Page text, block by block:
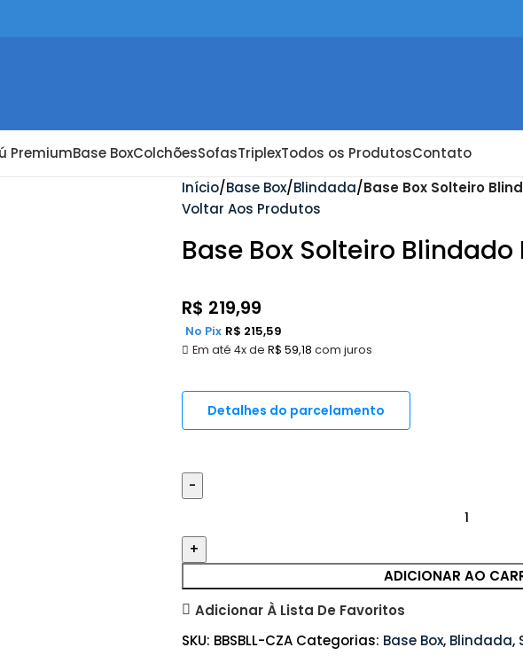
PremiumBase BoxColchõesSofasTriplexTodos os ProdutosContato
Início Base Box Blindada Base Box Solteiro
Voltar Aos Produtos
Base Box Solteiro Blindado
R$ 219,99
Em até 4x de R$ 59,18 com juros
No Pix R$ 215,59
Detalhes do parcelamento
ADICIONAR AO
Adicionar À Lista De Favoritos
SKU: BBSBLL-CZA Categorias: Base Box, Blindada,